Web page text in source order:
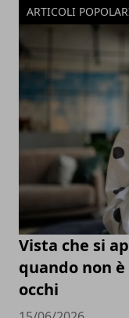
ARTICOLI
Vista che si
quando non
occhi